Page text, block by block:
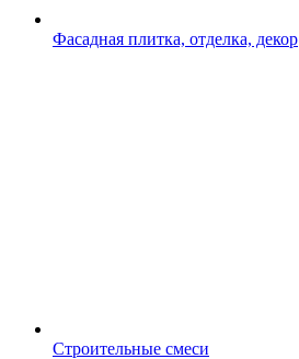
Фасадная плитка, отделка, декор
Строительные смеси